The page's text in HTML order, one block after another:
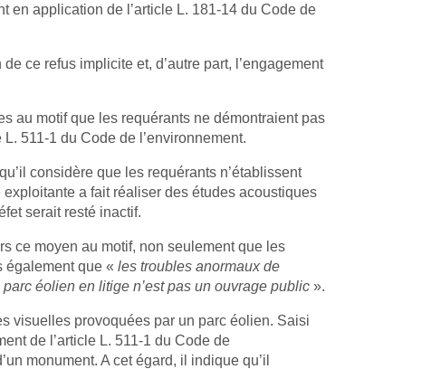
en application de l’article L. 181-14 du Code de
ce refus implicite et, d’autre part, l’engagement
au motif que les requérants ne démontraient pas
511-1 du Code de l’environnement.
considère que les requérants n’établissent
a fait réaliser des études acoustiques
serait resté inactif.
ce moyen au motif, non seulement que les
également que « les troubles anormaux de
éolien en litige n’est pas un ouvrage public ».
visuelles provoquées par un parc éolien. Saisi
de l’article L. 511-1 du Code de
monument. A cet égard, il indique qu’il